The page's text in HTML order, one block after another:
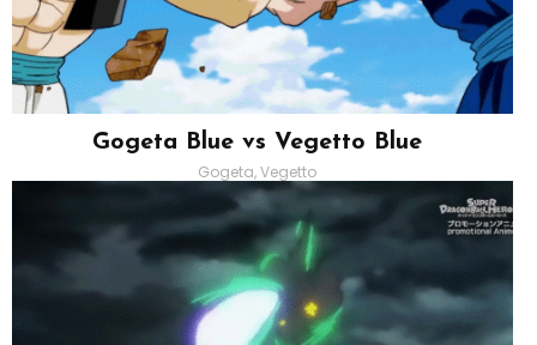
Gogeta Blue vs Vegetto Blue
Gogeta, Vegetto